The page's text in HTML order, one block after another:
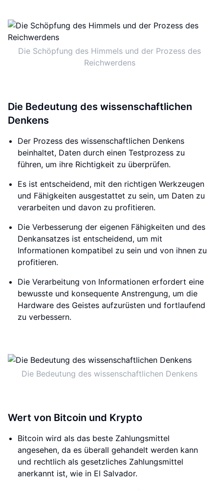
Die Schöpfung des Himmels und der Prozess des
Reichwerdens
Die Bedeutung des wissenschaftlichen
Denkens
Der Prozess des wissenschaftlichen Denkens
beinhaltet, Daten durch einen Testprozess zu
führen, um ihre Richtigkeit zu überprüfen.
Es ist entscheidend, mit den richtigen Werkzeugen
und Fähigkeiten ausgestattet zu sein, um Daten zu
verarbeiten und davon zu profitieren.
Die Verbesserung der eigenen Fähigkeiten und des
Denkansatzes ist entscheidend, um mit
Informationen kompatibel zu sein und von ihnen zu
profitieren.
Die Verarbeitung von Informationen erfordert eine
bewusste und konsequente Anstrengung, um die
Hardware des Geistes aufzurüsten und fortlaufend
zu verbessern.
Die Bedeutung des wissenschaftlichen Denkens
Wert von Bitcoin und Krypto
Bitcoin wird als das beste Zahlungsmittel
angesehen, da es überall gehandelt werden kann
und rechtlich als gesetzliches Zahlungsmittel
anerkannt ist, wie in El Salvador.